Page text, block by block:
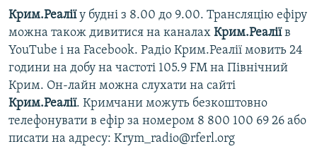
Крим.Реаліїу будні з 8.00 до 9.00. Трансляцію ефіру
можна також дивитися на каналах Крим.Реаліїв
YouTube і на Facebook. Радіо Крим.Реалії мовить 24
години на добу на частоті 105.9 FM на Північний
Крим. Он-лайн можна слухати на сайті
Крим.Реалії. Кримчани можуть безкоштовно
телефонувати в ефір за номером 8 800 100 69 26 або
писати на адресу: Krym_radio@rferl.org